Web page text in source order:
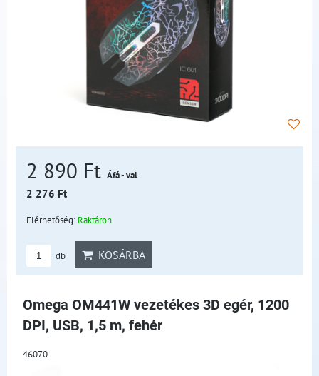
2 890 Ft Áfá - val
2 276 Ft
Elérhetőség: Raktáron
db KOSÁRBA
Omega OM441W vezetékes 3D egér, 1200
DPI, USB, 1,5 m, fehér
46070